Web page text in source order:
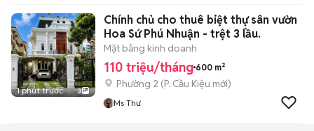
1 phút trước 3
Chính chủ cho thuê biệt thự sân vườn
Hoa Sứ Phú Nhuận - trệt 3 lầu.
Mặt bằng kinh doanh
110 triệu/tháng 600 m²
Phường 2 (P. Cầu Kiệu mới)
Ms Thư